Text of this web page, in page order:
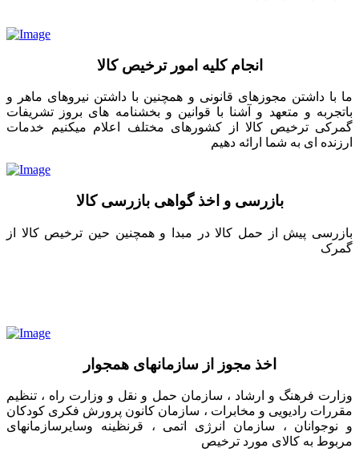
انجام کلیه امور ترخیص کالا
ما با داشتن مجوزهای قانونی و همچنین با داشتن نیروهای ماهر و
باتجربه و متعهد و آشنا با قوانین و بخشنامه های بروز تشریفات
گمرکی ترخیص کالا از کشورهای مختلف اعلام میکنیم خدمات
ارزنده ای به شما ارائه دهیم
بازرسی و اخذ گواهی بازرسی کالا
بازرسی پیش از حمل کالا در مبدا و همچنین حین ترخیص کالا از
گمرک
اخذ مجوز از سازمانهای همجوار
وزارت فرهنگ و ارشاد ، سازمان حمل و نقل و وزارت راه ، تنظیم
مقررات رادیویی و مخابرات ، سازمان کانون پرورش فکری کودکان
و نوجوانان ، سازمان انرژی اتمی ، قرنظینه وسایرسازمانهای
مربوط به کالای مورد ترخیص